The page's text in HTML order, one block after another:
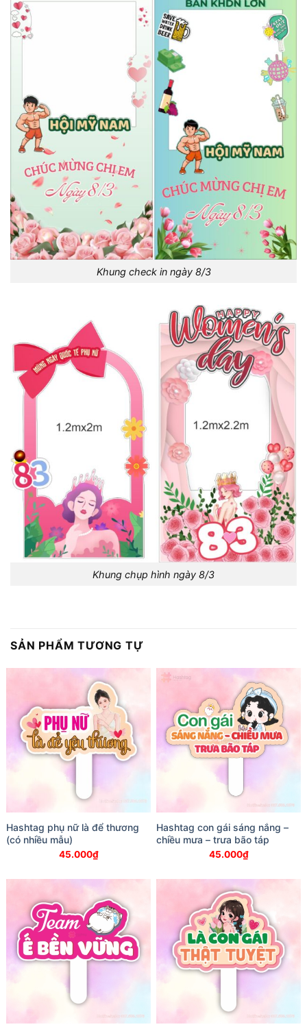
Khung check in ngày 8/3
Khung chụp hình ngày 8/3
SẢN PHẨM TƯƠNG TỰ
Hashtag phụ nữ là để thương
(có nhiều mẫu)
45.000₫
Hashtag con gái sáng nắng –
chiều mưa – trưa bão táp
45.000₫